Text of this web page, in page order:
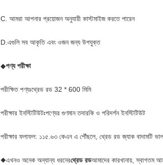
C. আমরা আপনার প্রয়োজন অনুযায়ী কাস্টমাইজ করতে পারেন
D.এগুলি সব আকৃতি এবং ওজন জন্য উপযুক্ত
◆পণ্য পরীক্ষা
পরীক্ষিত পণ্যঃথ্রেড রড 32 * 600 মিমি
পরীক্ষার ইনস্টিটিউটঃপণ্যের গুণমান তদারকি ও পরিদর্শন ইনস্টিটিউট
পরীক্ষার ফলাফল: ১১৫.৬৩ কেএন এ পৌঁছলে, থ্রেড রড জ্যাক বাদামটি
◆এখনও অনেক অন্যান্য ধরনেরথ্রেড রডআমাদের কারখানায়, স্বাগতম